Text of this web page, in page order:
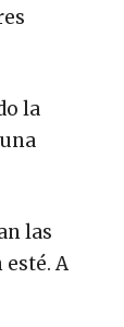
la
las
A